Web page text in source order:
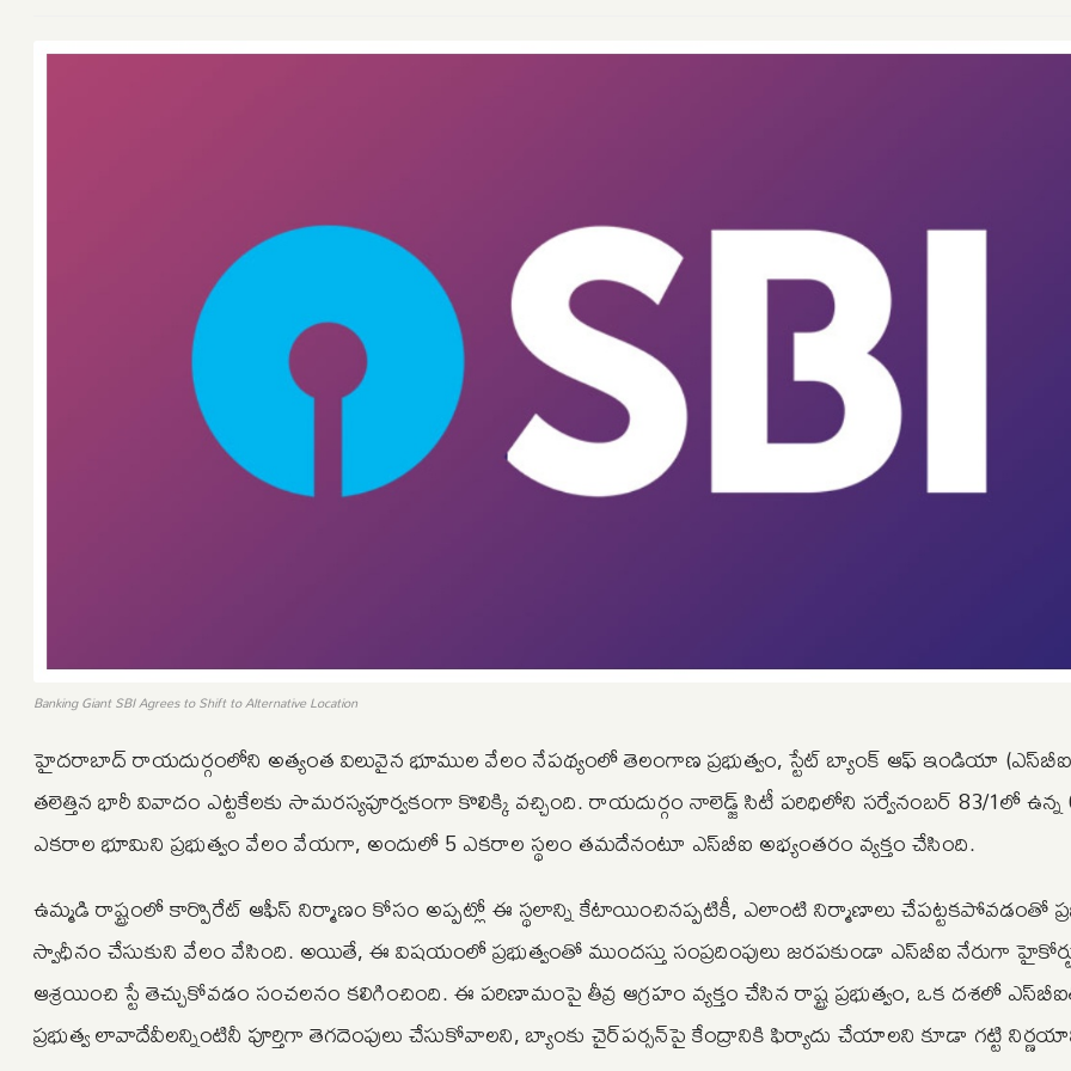
Banking Giant SBI Agrees to Shift to Alternative Location
హైదరాబాద్‌ రాయదుర్గంలోని అత్యంత విలువైన భూముల వేలం నేపథ్యంలో తెలంగాణ ప్రభుత్వం, స్టేట్‌ బ్యాంక్‌ ఆఫ్‌ ఇండియా
తలెత్తిన భారీ వివాదం ఎట్టకేలకు సామరస్యపూర్వకంగా కొలిక్కి వచ్చింది. రాయదుర్గం నాలెడ్జ్ సిటీ పరిధిలోని సర్వేనంబర్‌ 83/1లో ఉన్న
ఎకరాల భూమిని ప్రభుత్వం వేలం వేయగా, అందులో 5 ఎకరాల స్థలం తమదేనంటూ ఎస్‌బీఐ అభ్యంతరం వ్యక్తం చేసింది.
ఉమ్మడి రాష్ట్రంలో కార్పొరేట్ ఆఫీస్ నిర్మాణం కోసం అప్పట్లో ఈ స్థలాన్ని కేటాయించినప్పటికీ, ఎలాంటి నిర్మాణాలు చేపట్టకపోవడంతో
స్వాధీనం చేసుకుని వేలం వేసింది. అయితే, ఈ విషయంలో ప్రభుత్వంతో ముందస్తు సంప్రదింపులు జరపకుండా ఎస్‌బీఐ నేరుగా
ఆశ్రయించి స్టే తెచ్చుకోవడం సంచలనం కలిగించింది. ఈ పరిణామంపై తీవ్ర ఆగ్రహం వ్యక్తం చేసిన రాష్ట్ర ప్రభుత్వం, ఒక దశలో
ప్రభుత్వ లావాదేవీలన్నింటినీ పూర్తిగా తెగదెంపులు చేసుకోవాలని, బ్యాంకు చైర్‌పర్సన్‌పై కేంద్రానికి ఫిర్యాదు చేయాలని కూడా గట్టి